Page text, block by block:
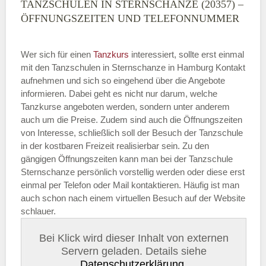
TANZSCHULEN IN STERNSCHANZE (20357) –
ÖFFNUNGSZEITEN UND TELEFONNUMMER
Wer sich für einen Tanzkurs interessiert, sollte erst einmal
mit den Tanzschulen in Sternschanze in Hamburg Kontakt
aufnehmen und sich so eingehend über die Angebote
informieren. Dabei geht es nicht nur darum, welche
Tanzkurse angeboten werden, sondern unter anderem
auch um die Preise. Zudem sind auch die Öffnungszeiten
von Interesse, schließlich soll der Besuch der Tanzschule
in der kostbaren Freizeit realisierbar sein. Zu den
gängigen Öffnungszeiten kann man bei der Tanzschule
Sternschanze persönlich vorstellig werden oder diese erst
einmal per Telefon oder Mail kontaktieren. Häufig ist man
auch schon nach einem virtuellen Besuch auf der Website
schlauer.
Bei Klick wird dieser Inhalt von externen
Servern geladen. Details siehe